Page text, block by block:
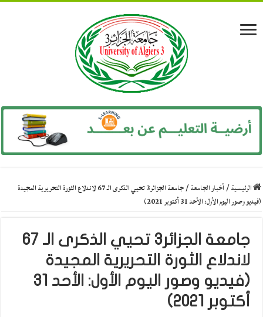
الرئيسية/أخبار الجامعة/
جامعة الجزائر3 تحيي الذكرى الـ 67 لاندلاع الثورة التحريرية المجيدة
(فيديو وصور اليوم الأول: الأحد 31 أكتوبر 2021)
جامعة الجزائر3 تحيي الذكرى الـ 67
لاندلاع الثورة التحريرية المجيدة
(فيديو وصور اليوم الأول: الأحد 31
أكتوبر 2021)